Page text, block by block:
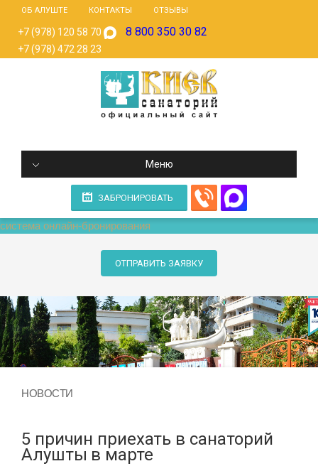
ОБ АЛУШТЕ КОНТАКТЫ ОТЗЫВЫ
+7 (978) 120 58 70 8 800 350 30 82
+7 (978) 472 28 23
Меню
ЗАБРОНИРОВАТЬ
система онлайн-бронирования
ОТПРАВИТЬ ЗАЯВКУ
НОВОСТИ
5 причин приехать в санаторий
Алушты в марте